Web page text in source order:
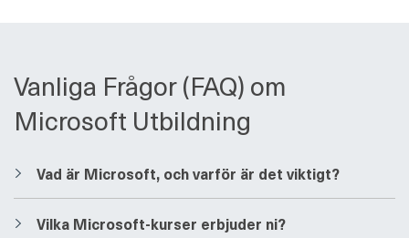
Vanliga Frågor (FAQ) om
Microsoft Utbildning
​​Vad är Microsoft, och varför är det viktigt?
​​Vilka Microsoft-kurser erbjuder ni?